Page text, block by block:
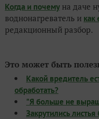
Когда и почему на даче
воднонагреватель и как
редакционный разбор.
Это может быть
Какой вредитель
обработать?
"Я больше не
Закрутились